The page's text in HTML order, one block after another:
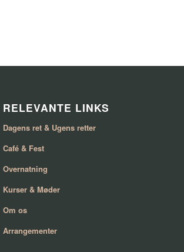
RELEVANTE LINKS
Dagens ret & Ugens retter
Café & Fest
Overnatning
Kurser & Møder
Om os
Arrangementer